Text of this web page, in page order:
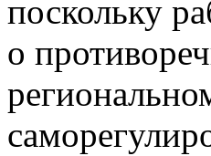
поскольку
о